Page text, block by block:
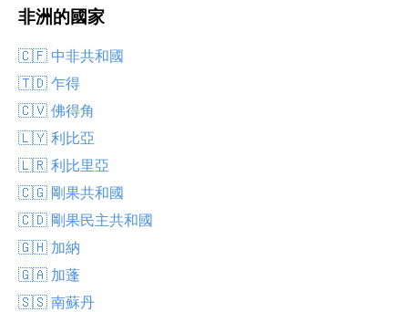
非洲的國家
🇨🇫 中非共和國
🇹🇩 乍得
🇨🇻 佛得角
🇱🇾 利比亞
🇱🇷 利比里亞
🇨🇬 剛果共和國
🇨🇩 剛果民主共和國
🇬🇭 加納
🇬🇦 加蓬
🇸🇸 南蘇丹